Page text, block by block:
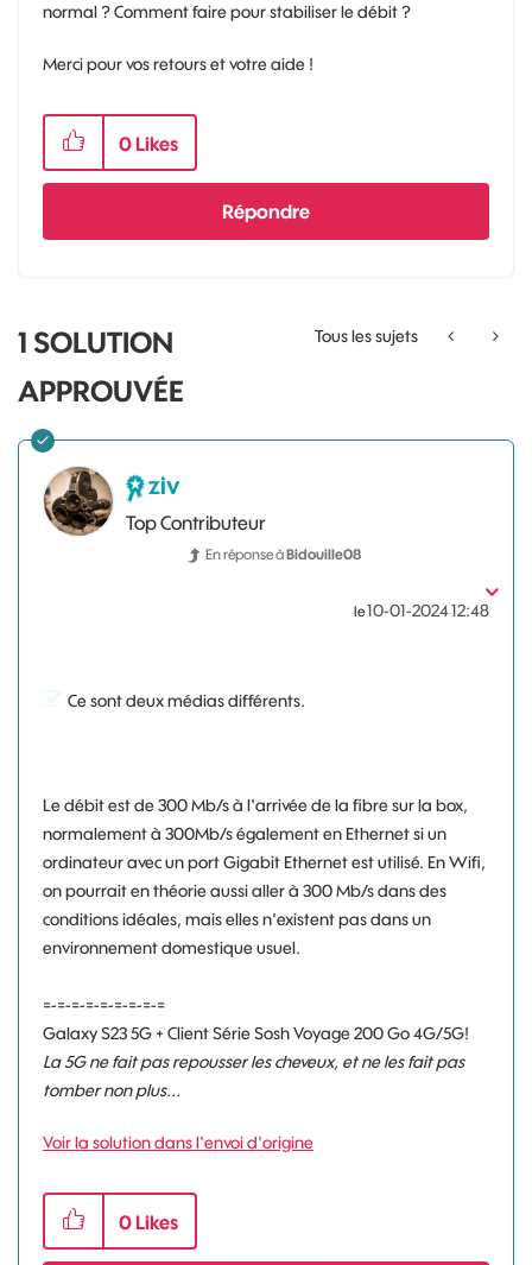
normal ? Comment faire pour stabiliser le débit ?
Merci pour vos retours et votre aide !
0 Likes
Répondre
Tous les sujets
1 SOLUTION
APPROUVÉE
ziv
Top Contributeur
En réponse àBidouille08
le‎10-01-202412:48
Ce sont deux médias différents.
Le débit est de 300 Mb/s à l'arrivée de la fibre sur la box,
normalement à 300Mb/s également en Ethernet si un
ordinateur avec un port Gigabit Ethernet est utilisé. En Wifi,
on pourrait en théorie aussi aller à 300 Mb/s dans des
conditions idéales, mais elles n'existent pas dans un
environnement domestique usuel.
=-=-=-=-=-=-=-=-=
Galaxy S23 5G + Client Série Sosh Voyage 200 Go 4G/5G!
La 5G ne fait pas repousser les cheveux, et ne les fait pas
tomber non plus...
Voir la solution dans l'envoi d'origine
0 Likes